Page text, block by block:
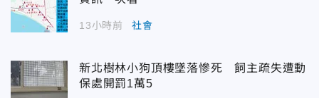
13小時前 社會
新北樹林小狗頂樓墜落慘死 飼主疏失遭動
保處開罰1萬5